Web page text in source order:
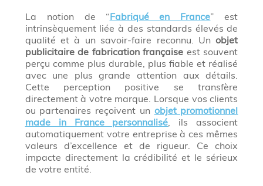
La notion de “Fabriqué en France” est
intrinsèquement liée à des standards élevés de
qualité et à un savoir-faire reconnu. Unobjet
publicitaire de fabrication française est souvent
perçu comme plus durable, plus fiable et réalisé
avec une plus grande attention aux détails.
Cette perception positive se transfère
directement à votre marque. Lorsque vos clients
ou partenaires reçoivent un objet promotionnel
made in France personnalisé, ils associent
automatiquement votre entreprise à ces mêmes
valeurs d’excellence et de rigueur. Ce choix
impacte directement la crédibilité et le sérieux
de votre entité.